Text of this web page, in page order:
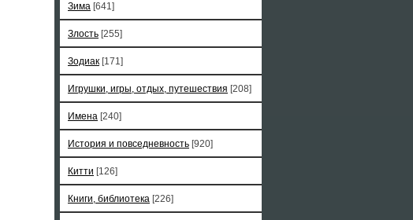
Зима [641]
Злость [255]
Зодиак [171]
Игрушки, игры, отдых, путешествия [208]
Имена [240]
История и повседневность [920]
Китти [126]
Книги, библиотека [226]